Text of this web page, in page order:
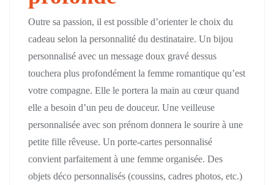
Outre sa passion, il est possible d’orienter le choix du
cadeau selon la personnalité du destinataire. Un bijou
personnalisé avec un message doux gravé dessus
touchera plus profondément la femme romantique qu’est
votre compagne. Elle le portera la main au cœur quand
elle a besoin d’un peu de douceur. Une veilleuse
personnalisée avec son prénom donnera le sourire à une
petite fille rêveuse. Un porte-cartes personnalisé
convient parfaitement à une femme organisée. Des
objets déco personnalisés (coussins, cadres photos, etc.)